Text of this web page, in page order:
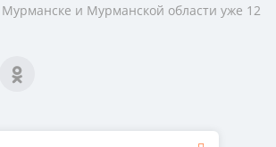
и Мурманской области уже 12